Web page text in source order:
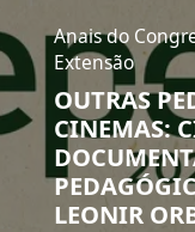
Anais do
Extensão
OUTRAS
CINEMAS:
LEONIR